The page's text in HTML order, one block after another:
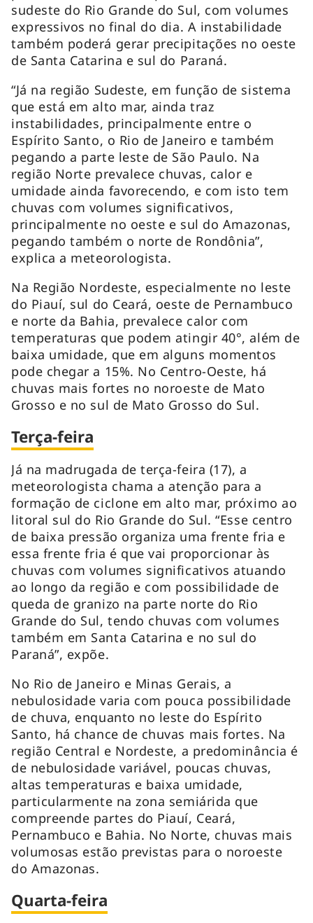
sudeste do Rio Grande do Sul, com volumes
expressivos no final do dia. A instabilidade
também poderá gerar precipitações no oeste
de Santa Catarina e sul do Paraná.
“Já na região Sudeste, em função de sistema
que está em alto mar, ainda traz
instabilidades, principalmente entre o
Espírito Santo, o Rio de Janeiro e também
pegando a parte leste de São Paulo. Na
região Norte prevalece chuvas, calor e
umidade ainda favorecendo, e com isto tem
chuvas com volumes significativos,
principalmente no oeste e sul do Amazonas,
pegando também o norte de Rondônia”,
explica a meteorologista.
Na Região Nordeste, especialmente no leste
do Piauí, sul do Ceará, oeste de Pernambuco
e norte da Bahia, prevalece calor com
temperaturas que podem atingir 40°, além de
baixa umidade, que em alguns momentos
pode chegar a 15%. No Centro-Oeste, há
chuvas mais fortes no noroeste de Mato
Grosso e no sul de Mato Grosso do Sul.
Terça-feira
Já na madrugada de terça-feira (17), a
meteorologista chama a atenção para a
formação de ciclone em alto mar, próximo ao
litoral sul do Rio Grande do Sul. “Esse centro
de baixa pressão organiza uma frente fria e
essa frente fria é que vai proporcionar às
chuvas com volumes significativos atuando
ao longo da região e com possibilidade de
queda de granizo na parte norte do Rio
Grande do Sul, tendo chuvas com volumes
também em Santa Catarina e no sul do
Paraná”, expõe.
No Rio de Janeiro e Minas Gerais, a
nebulosidade varia com pouca possibilidade
de chuva, enquanto no leste do Espírito
Santo, há chance de chuvas mais fortes. Na
região Central e Nordeste, a predominância é
de nebulosidade variável, poucas chuvas,
altas temperaturas e baixa umidade,
particularmente na zona semiárida que
compreende partes do Piauí, Ceará,
Pernambuco e Bahia. No Norte, chuvas mais
volumosas estão previstas para o noroeste
do Amazonas.
Quarta-feira